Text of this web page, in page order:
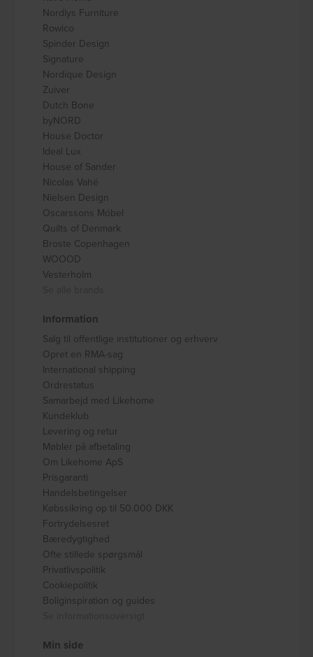
Nordlys Furniture
Rowico
Spinder Design
Signature
Nordique Design
Zuiver
Dutch Bone
byNORD
House Doctor
Ideal Lux
House of Sander
Nicolas Vahé
Nielsen Design
Oscarssons Móbel
Quilts of Denmark
Broste Copenhagen
WOOOD
Vesterholm
Information
Salg til offentlige institutioner og erhverv
Opret en RMA-sag
International shipping
Ordrestatus
Samarbejd med Likehome
Kundeklub
Levering og retur
Møbler på afbetaling
Om Likehome ApS
Prisgaranti
Handelsbetingelser
Købssikring op til 50.000 DKK
Fortrydelsesret
Bæredygtighed
Ofte stillede spørgsmål
Privatlivspolitik
Cookiepolitik
Boliginspiration og guides
Min side